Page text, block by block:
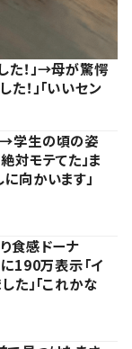
た！」→母が驚愕
！」「いいセン
学生の頃の姿
対モテてた」ま
向かいます」
食感ドーナ
190万表示「イ
た」「これかな